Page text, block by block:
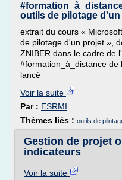
outils de pilotage d'un
extrait du cours «
de pilotage d'un projet »,
ZNIBER dans le cadre de
#formation_à_distance de
lancé
Voir la suite
Par : ESRMI
Thèmes liés : outils de
Gestion de projet
indicateurs
Voir la suite